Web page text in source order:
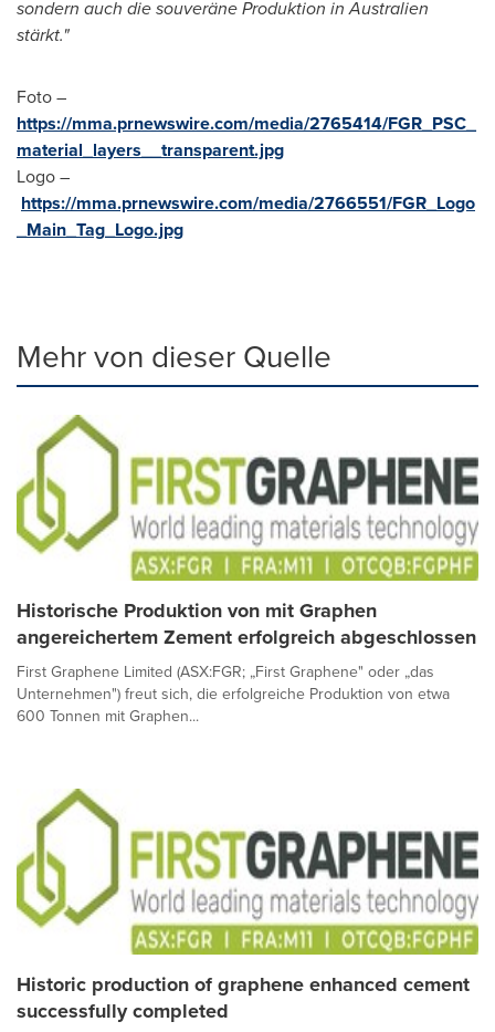
sondern auch die souveräne Produktion in Australien
stärkt."
Foto –
https://mma.prnewswire.com/media/2765414/FGR_PSC_
material_layers__transparent.jpg
Logo –
https://mma.prnewswire.com/media/2766551/FGR_Logo
_Main_Tag_Logo.jpg
Mehr von dieser Quelle
Historische Produktion von mit Graphen
angereichertem Zement erfolgreich abgeschlossen
First Graphene Limited (ASX:FGR; „First Graphene" oder „das
Unternehmen") freut sich, die erfolgreiche Produktion von etwa
600 Tonnen mit Graphen...
Historic production of graphene enhanced cement
successfully completed